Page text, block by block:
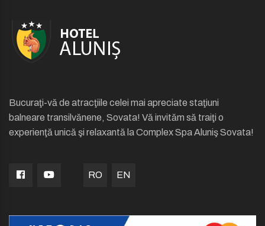
Bucuraţi-vă de atracţiile celei mai apreciate staţiuni
balneare transilvănene, Sovata! Vă invităm să traiţi o
experienţă unică şi relaxantă la Complex Spa Aluniş Sovata!
RO EN